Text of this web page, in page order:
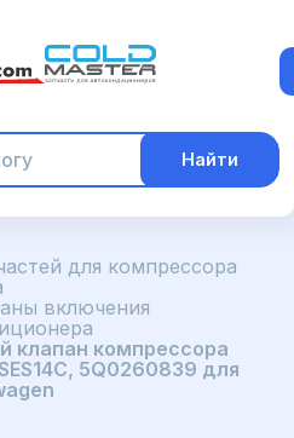
Найти
для компрессора
включения
клапан компрессора
5Q0260839 для